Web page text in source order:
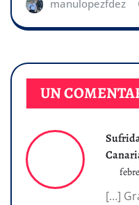
manulopezfdez
UN
[…]